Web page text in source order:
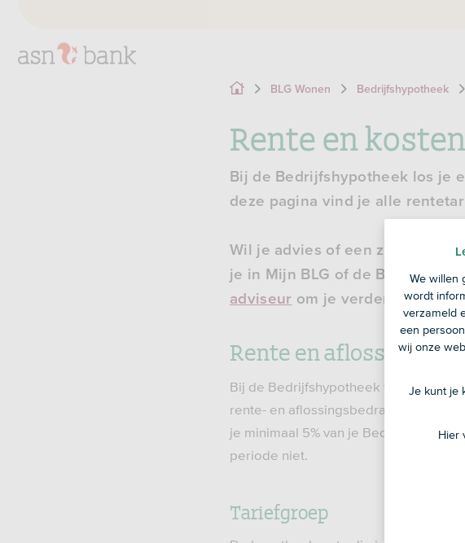
BLG Wonen Bedrijfshypotheek
Rente en
Bij de Bedrijfshypotheek los je
deze pagina vind je alle
Wil je advies of een zakelijke
je in Mijn BLG of de BLG App.
adviseur om je verder te
Rente en aflossing
Bij de Bedrijfshypotheek van BLG
rente- en aflossingsbedrag wordt
je minimaal 5% van je
periode niet.
Tariefgroep
We willen
wordt
verzameld
een
wij onze
Je kunt je
Hier